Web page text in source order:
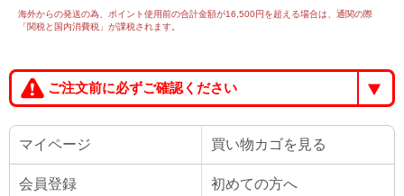
海外からの発送の為、ポイント使用前の合計金額が16,500円を超える場合は、通関の際
「関税と国内消費税」が課税されます。
ご注文前に必ずご確認ください
マイページ 買い物カゴを見る
会員登録 初めての方へ